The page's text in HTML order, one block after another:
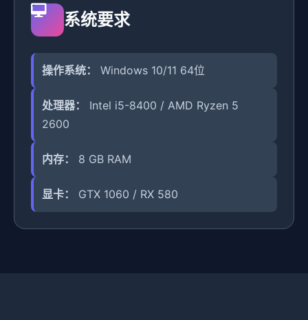
系统要求
操作系统： Windows 10/11 64位
处理器：
Intel i5-8400 / AMD Ryzen 5
2600
内存： 8 GB RAM
显卡： GTX 1060 / RX 580